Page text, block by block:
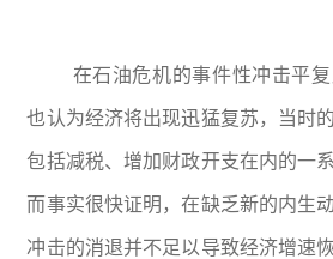
在石油危机的事件性冲击平复
也认为经济将出现迅猛复苏，当时
包括减税、增加财政开支在内的一
而事实很快证明，在缺乏新的内生
冲击的消退并不足以导致经济增速